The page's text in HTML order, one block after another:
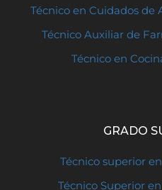
Técnico en Cuidados de
Técnico Auxiliar de
Técnico en
GRADO
Técnico superior
Técnico Superior